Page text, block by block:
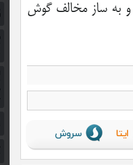
و به ساز مخالف گوش